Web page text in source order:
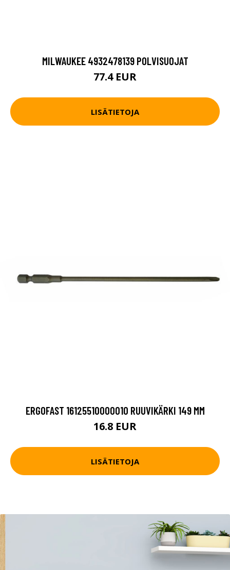
MILWAUKEE 4932478139 POLVISUOJAT
77.4 EUR
LISÄTIETOJA
ERGOFAST 16125510000010 RUUVIKÄRKI 149 MM
16.8 EUR
LISÄTIETOJA